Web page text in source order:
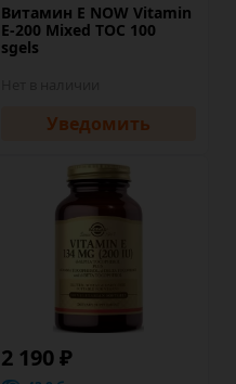
Витамин Е NOW Vitamin
E-200 Mixed TOC 100
sgels
Уведомить
2 190 ₽